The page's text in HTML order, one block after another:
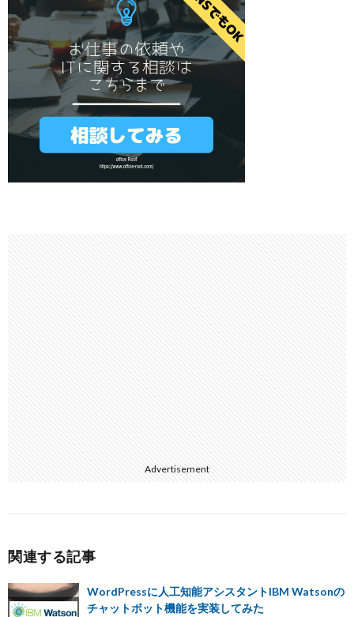
Advertisement
関連する記事
WordPressに人工知能アシスタントIBM Watsonの
チャットボット機能を実装してみた